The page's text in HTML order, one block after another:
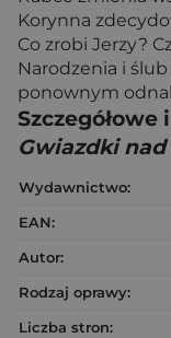
Korynna
Co zrobi Jerzy?
Narodzenia i
ponownym
Gwiazdki
Wydawnictwo:
EAN:
Autor:
Rodzaj oprawy:
Liczba stron: